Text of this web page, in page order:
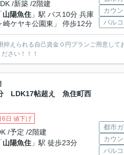
/新築 /2階建
「山陽魚住 」駅 バス10分 兵庫
崎ケヤキ公園東」 停歩12分
カウ
バル
えられる自己資金０円プランご用意し
さい！！！
LDK17帖超え 魚住町西
6日 値下げ
/予定 /2階建
「山陽魚住 」駅 徒歩23分
都市ガ
カウ
バル